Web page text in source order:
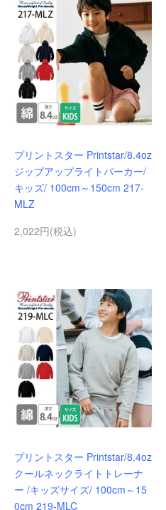
プリントスター Printstar/8.4oz
ジップアップライトパーカー/
キッズ/ 100cm～150cm 217-
MLZ
2,022円(税込)
プリントスター Printstar/8.4oz
クールネックライトトレーナ
ー /キッズサイズ/ 100cm～15
0cm 219-MLC